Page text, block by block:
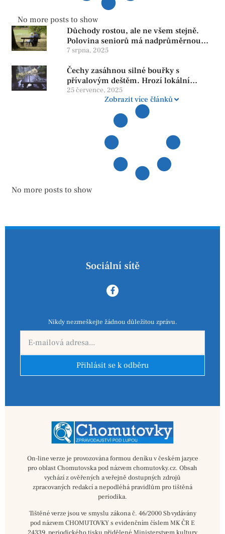
No more posts to show
Důchody rostou, ale ne všem stejně.
Polovina seniorů má nadprůměrnou
penzi, tisíce však žijí pod hranicí
reformy
7 srpna, 2025
Čechy zasáhnou silné bouřky s
přívalovým deštěm. Hrozí lokální
zatopení
25 července, 2025
Zobrazit více článků
No more posts to show
Sociální sítě
Nikdy nezmeškejte žádnou důležitou zprávu.
Přihlásit se k odběru
On-line verze je provozována formou deníku v českém jazyce
pro oblast Chomutovska pod názvem chomutovky.cz. Obsah
vychází z ověřených a veřejně dostupných zdrojů
zpracovaných redakcí a nepodléhá pravidlům pro tištěná
periodika.
Tištěné verze jsou ve smyslu zákona č. 46/2000 Sb vydávány
pod názvem CHOMUTOVKY s evidenčním číslem MK ČR E